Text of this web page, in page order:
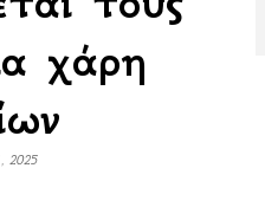
χάρη
2025